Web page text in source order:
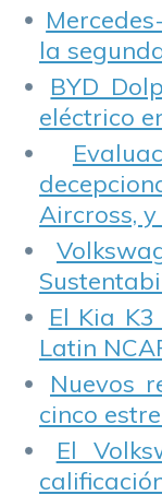
la
BYD
eléctrico
Aircross,
El Kia
Latin
Nuevos
cinco
El